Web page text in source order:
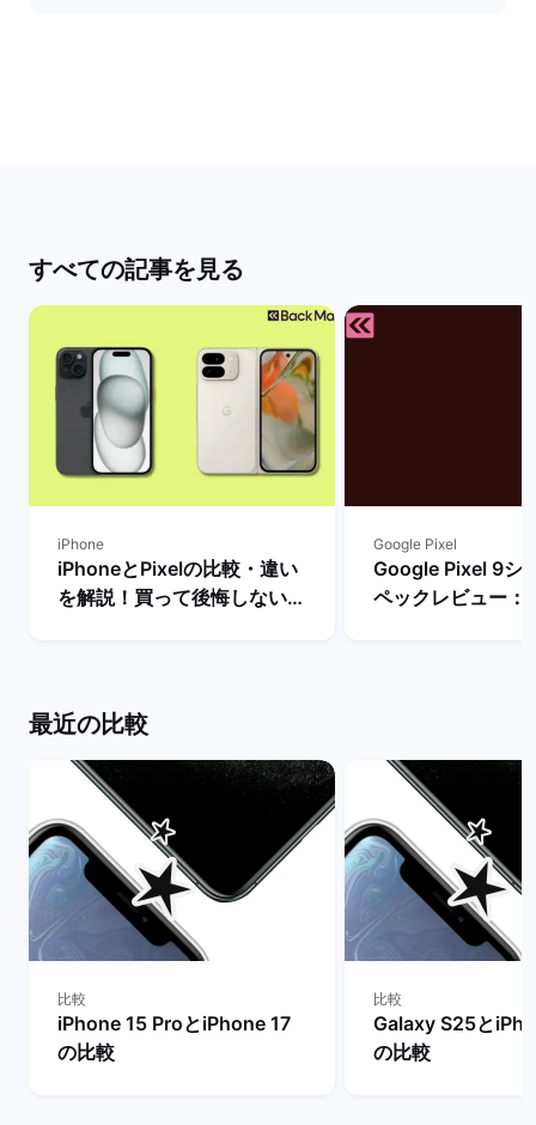
すべての記事を見る
iPhone
iPhoneとPixelの比較・違い
を解説！買って後悔しない機
Google Pixel
Google Pixel 9シ
ペックレビュー：
最近の比較
比較
iPhone 15 ProとiPhone 17
の比較
比較
Galaxy S25と
の比較